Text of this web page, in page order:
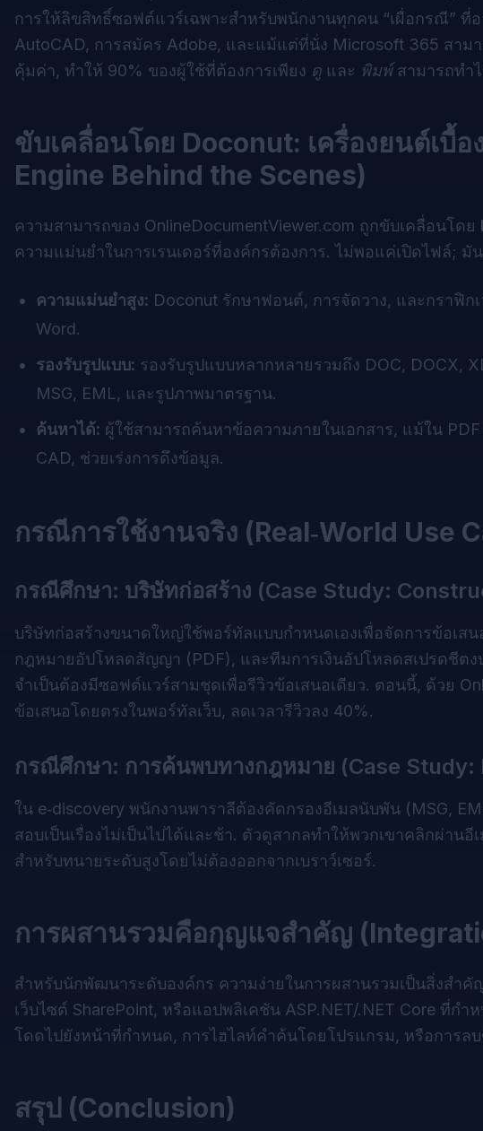
การให้ลิขสิทธิ์ซอฟต์แวร์เฉพาะสำหรับพนักงานทุกคน “เผื่อกรณี” ที่
AutoCAD, การสมัคร Adobe, และแม้แต่ที่นั่ง Microsoft 365 สาม
คุ้มค่า, ทำให้ 90% ของผู้ใช้ที่ต้องการเพียง ดู และ พิมพ์สามารถทำ
ขับเคลื่อนโดย Doconut: เครื่องยนต์เบื้
Engine Behind the Scenes)
ความสามารถของ OnlineDocumentViewer.com ถูกขับเคลื่อนโดย
ความแม่นยำในการเรนเดอร์ที่องค์กรต้องการ. ไม่พอแค่เปิดไฟล์; มั
ความแม่นยำสูง: Doconut รักษาฟอนต์, การจัดวาง, และกราฟิก
Word.
รองรับรูปแบบ: รองรับรูปแบบหลากหลายรวมถึง DOC, DOCX,
MSG, EML, และรูปภาพมาตรฐาน.
ค้นหาได้: ผู้ใช้สามารถค้นหาข้อความภายในเอกสาร, แม้ใน
CAD, ช่วยเร่งการดึงข้อมูล.
กรณีการใช้งานจริง (Real‑World Use
กรณีศึกษา: บริษัทก่อสร้าง (Case Study:
บริษัทก่อสร้างขนาดใหญ่ใช้พอร์ทัลแบบกำหนดเองเพื่อจัดการข้อเส
กฎหมายอัปโหลดสัญญา (PDF), และทีมการเงินอัปโหลดสเปรดชีต
จำเป็นต้องมีซอฟต์แวร์สามชุดเพื่อรีวิวข้อเสนอเดียว. ตอนนี้, ด้วย
ข้อเสนอโดยตรงในพอร์ทัลเว็บ, ลดเวลารีวิวลง 40%.
กรณีศึกษา: การค้นพบทางกฎหมาย (Case Study:
ใน e‑discovery พนักงานพาราลีต้องคัดกรองอีเมลนับพัน (MSG,
สอบเป็นเรื่องไม่เป็นไปได้และช้า. ตัวดูสากลทำให้พวกเขาคลิกผ่าน
สำหรับทนายระดับสูงโดยไม่ต้องออกจากเบราว์เซอร์.
การผสานรวมคือกุญแจสำคัญ
สำหรับนักพัฒนาระดับองค์กร ความง่ายในการผสานรวมเป็นสิ่งสำคั
เว็บไซต์ SharePoint, หรือแอปพลิเคชัน ASP.NET/.NET Core ที่ก
โดดไปยังหน้าที่กำหนด, การไฮไลท์คำค้นโดยโปรแกรม, หรือการล
สรุป (Conclusion)